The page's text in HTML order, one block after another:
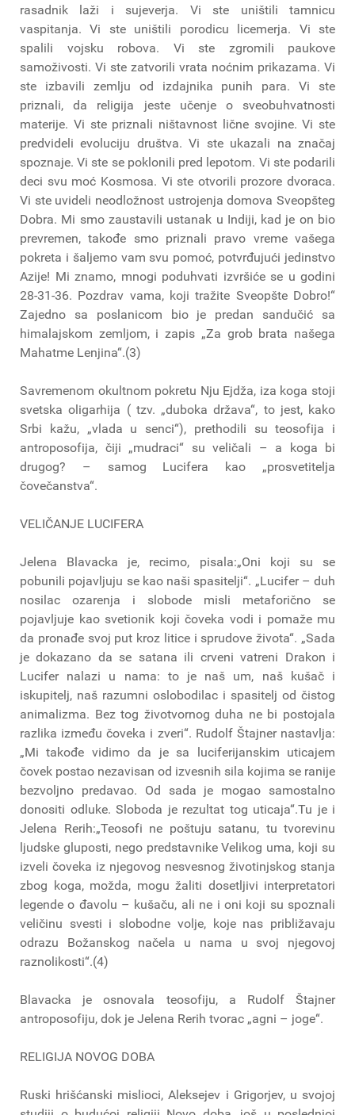
rasadnik laži i sujeverja. Vi ste uništili tamnicu
vaspitanja. Vi ste uništili porodicu licemerja. Vi ste
spalili vojsku robova. Vi ste zgromili paukove
samoživosti. Vi ste zatvorili vrata noćnim prikazama. Vi
ste izbavili zemlju od izdajnika punih para. Vi ste
priznali, da religija jeste učenje o sveobuhvatnosti
materije. Vi ste priznali ništavnost lične svojine. Vi ste
predvideli evoluciju društva. Vi ste ukazali na značaj
spoznaje. Vi ste se poklonili pred lepotom. Vi ste podarili
deci svu moć Kosmosa. Vi ste otvorili prozore dvoraca.
Vi ste uvideli neodložnost ustrojenja domova Sveopšteg
Dobra. Mi smo zaustavili ustanak u Indiji, kad je on bio
prevremen, takođe smo priznali pravo vreme vašega
pokreta i šaljemo vam svu pomoć, potvrđujući jedinstvo
Azije! Mi znamo, mnogi poduhvati izvršiće se u godini
28-31-36. Pozdrav vama, koji tražite Sveopšte Dobro!“
Zajedno sa poslanicom bio je predan sandučić sa
himalajskom zemljom, i zapis „Za grob brata našega
Mahatme Lenjina“.(3)
Savremenom okultnom pokretu Nju Ejdža, iza koga stoji
svetska oligarhija ( tzv. „duboka država“, to jest, kako
Srbi kažu, „vlada u senci“), prethodili su teosofija i
antroposofija, čiji „mudraci“ su veličali – a koga bi
drugog? – samog Lucifera kao „prosvetitelja
čovečanstva“.
VELIČANJE LUCIFERA
Jelena Blavacka je, recimo, pisala:„Oni koji su se
pobunili pojavljuju se kao naši spasitelji“. „Lucifer – duh
nosilac ozarenja i slobode misli metaforično se
pojavljuje kao svetionik koji čoveka vodi i pomaže mu
da pronađe svoj put kroz litice i sprudove života“. „Sada
je dokazano da se satana ili crveni vatreni Drakon i
Lucifer nalazi u nama: to je naš um, naš kušač i
iskupitelj, naš razumni oslobodilac i spasitelj od čistog
animalizma. Bez tog životvornog duha ne bi postojala
razlika između čoveka i zveri“. Rudolf Štajner nastavlja:
„Mi takođe vidimo da je sa luciferijanskim uticajem
čovek postao nezavisan od izvesnih sila kojima se ranije
bezvoljno predavao. Od sada je mogao samostalno
donositi odluke. Sloboda je rezultat tog uticaja“.Tu je i
Jelena Rerih:„Teosofi ne poštuju satanu, tu tvorevinu
ljudske gluposti, nego predstavnike Velikog uma, koji su
izveli čoveka iz njegovog nesvesnog životinjskog stanja
zbog koga, možda, mogu žaliti dosetljivi interpretatori
legende o đavolu – kušaču, ali ne i oni koji su spoznali
veličinu svesti i slobodne volje, koje nas približavaju
odrazu Božanskog načela u nama u svoj njegovoj
raznolikosti“.(4)
Blavacka je osnovala teosofiju, a Rudolf Štajner
antroposofiju, dok je Jelena Rerih tvorac „agni – joge“.
RELIGIJA NOVOG DOBA
Ruski hrišćanski mislioci, Aleksejev i Grigorjev, u svojoj